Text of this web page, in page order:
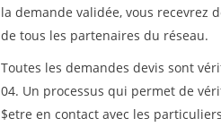
la demande validée, vous recevrez
de tous les partenaires du réseau.
Toutes les demandes devis sont
04. Un processus qui permet de
$etre en contact avec les